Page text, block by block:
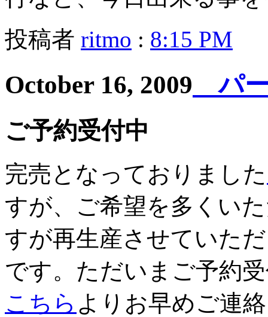
投稿者 ritmo : 8:15 PM
October 16, 2009 パー
ご予約受付中
完売となっておりました
すが、ご希望を多くい
すが再生産させていた
です。ただいまご予約
こちら よりお早めご連